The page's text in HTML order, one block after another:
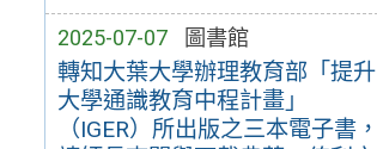
2025-07-07 圖書館
轉知大葉大學辦理教育部「提升
大學通識教育中程計畫」
（IGER）所出版之三本電子書，